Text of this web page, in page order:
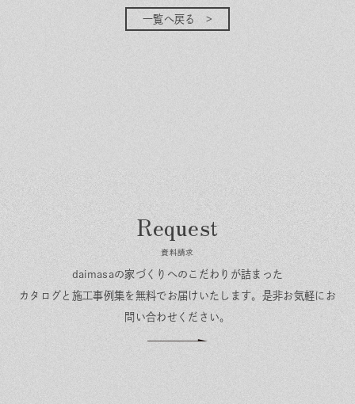
一覧へ戻る
資料請求
daimasaの家づくりへのこだわりが詰まった
カタログと施工事例集を無料でお届けいたします。 是非お気軽にお
問い合わせください。